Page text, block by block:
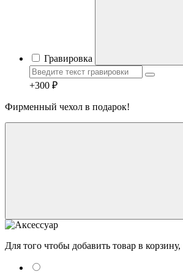
Гравировка
+300 ₽
Фирменный чехол в подарок!
Для того чтобы добавить товар в